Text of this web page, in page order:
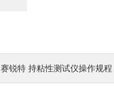
赛锐特 持粘性测试仪操作规程